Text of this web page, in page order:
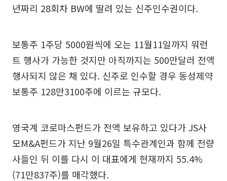
년짜리 28회차 BW에 딸려 있는 신주인수권이다.
보통주 1주당 5000원씩에 오는 11월11일까지 워런
트 행사가 가능한 것지만 아직까지는 500만달러 전액
행사되지 않은 채 있다. 신주로 인수할 경우 동성제약
보통주 128만3100주에 이르는 규모다.
영국계 코로마스펀드가 전액 보유하고 있다가 JS사
모M&A펀드가 지난 9월26일 특수관계인과 함께 전량
사들인 뒤 이를 다시 이 대표에게 현재까지 55.4%
(71만837주)를 매각했다.